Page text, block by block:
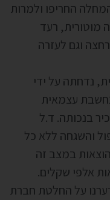
החריפו ולמרות
מוטורית, רעד
וגם לעזרה
נדחתה על ידי
עצמאית
בנכותה. ד.ל
והשגחה ללא כל
במצב זה
אלפי שקלים.
על החלטת חברת